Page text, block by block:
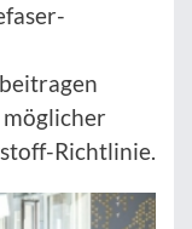
Richtlinie.